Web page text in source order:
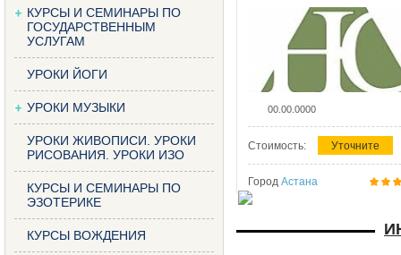
КУРСЫ И СЕМИНАРЫ ПО
ГОСУДАРСТВЕННЫМ
УСЛУГАМ
УРОКИ ЙОГИ
УРОКИ МУЗЫКИ
УРОКИ ЖИВОПИСИ. УРОКИ
РИСОВАНИЯ. УРОКИ ИЗО
КУРСЫ И СЕМИНАРЫ ПО
ЭЗОТЕРИКЕ
КУРСЫ ВОЖДЕНИЯ
00.00.0000
Стоимость: Уточните
Город Астана